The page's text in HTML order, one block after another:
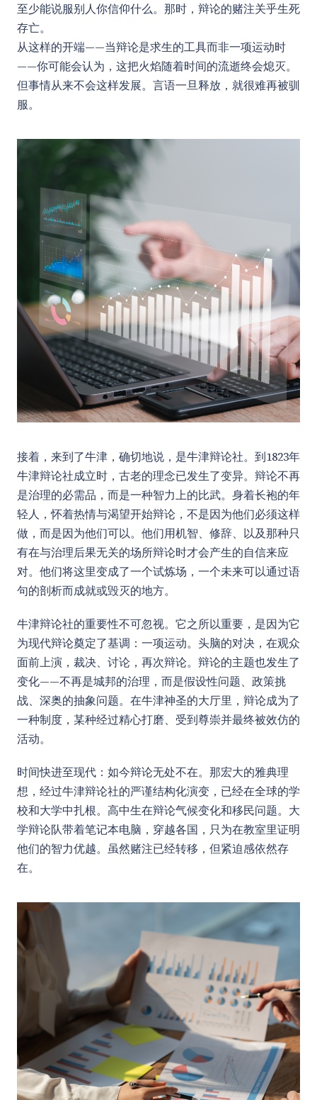
至少能说服别人你信仰什么。那时，辩论的赌注关乎生死
存亡。
从这样的开端——当辩论是求生的工具而非一项运动时
——你可能会认为，这把火焰随着时间的流逝终会熄灭。
但事情从来不会这样发展。言语一旦释放，就很难再被驯
服。
接着，来到了牛津，确切地说，是牛津辩论社。到1823年
牛津辩论社成立时，古老的理念已发生了变异。辩论不再
是治理的必需品，而是一种智力上的比武。身着长袍的年
轻人，怀着热情与渴望开始辩论，不是因为他们必须这样
做，而是因为他们可以。他们用机智、修辞、以及那种只
有在与治理后果无关的场所辩论时才会产生的自信来应
对。他们将这里变成了一个试炼场，一个未来可以通过语
句的剖析而成就或毁灭的地方。
牛津辩论社的重要性不可忽视。它之所以重要，是因为它
为现代辩论奠定了基调：一项运动。头脑的对决，在观众
面前上演，裁决、讨论，再次辩论。辩论的主题也发生了
变化——不再是城邦的治理，而是假设性问题、政策挑
战、深奥的抽象问题。在牛津神圣的大厅里，辩论成为了
一种制度，某种经过精心打磨、受到尊崇并最终被效仿的
活动。
时间快进至现代：如今辩论无处不在。那宏大的雅典理
想，经过牛津辩论社的严谨结构化演变，已经在全球的学
校和大学中扎根。高中生在辩论气候变化和移民问题。大
学辩论队带着笔记本电脑，穿越各国，只为在教室里证明
他们的智力优越。虽然赌注已经转移，但紧迫感依然存
在。